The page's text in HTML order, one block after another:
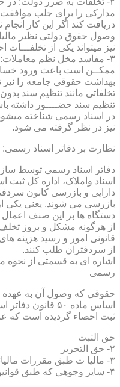
مدارکی را برای جلب موافقت
دریافت کند اگر این کار
وصول حقوق دولتی نظیر
نیز میتواند یکی از
۳- مفاسد مخل نظم معاملات:
ممکــن است باعث ورود
بهداشت حقوقی جامعه را نیز
تخلفاتی مانند تنظیم سند
در اسناد رسمی شناخته
نیز در نظر گرفته می شود.
نظارت بر دفاتر اسناد رسمی:
دفاتر اسناد رسمی توسط
اسناد واملاک، اداره کل ثبت
دارایی و بازرسی کانون
بازرسی می شوند. یعنی یکی
دستگاه ها بر این صنف
از هرگونه مشکل و بروز
قانونی امور و رسید هزینه
از سردفتران طلب کنند.
اشاره ای به قسمتی از نحوه
رسمی
حقوقي كه وصول آن به عهده
ثبت احصاء گرديده است كه
حق الثبت
۲- حق التحرير
۳- ماليا ت طبق مقررات مالياتي
۴- ساير وجوهي كه طبق قوانين ديگر محول شده باشد